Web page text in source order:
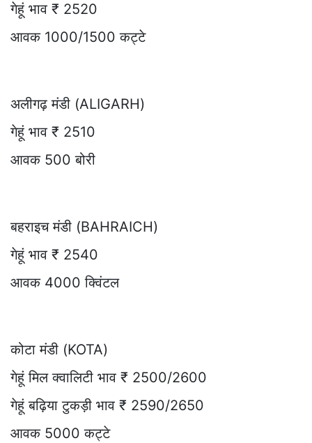
गेहूं भाव ₹ 2520
आवक 1000/1500 कट्टे
अलीगढ़ मंडी (ALIGARH)
गेहूं भाव ₹ 2510
आवक 500 बोरी
बहराइच मंडी (BAHRAICH)
गेहूं भाव ₹ 2540
आवक 4000 क्विंटल
कोटा मंडी (KOTA)
गेहूं मिल क्वालिटी भाव ₹ 2500/2600
गेहूं बढ़िया टुकड़ी भाव ₹ 2590/2650
आवक 5000 कट्टे